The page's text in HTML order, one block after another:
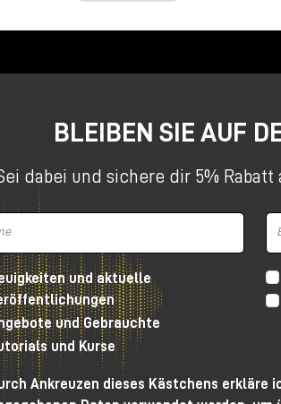
BLEIBEN SIE AUF
dabei und sichere dir 5%
und aktuelle
und Gebrauchte
und Kurse
Ankreuzen dieses Kästchens erkläre